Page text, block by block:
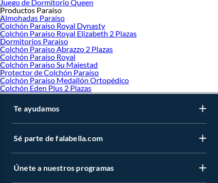
Juego de Dormitorio Queen
Productos Paraíso
Almohadas Paraíso
Colchón Paraíso Royal Dynasty
Colchón Paraíso Royal Elizabeth 2 Plazas
Dormitorios Paraíso
Colchón Paraíso Abrazzo 2 Plazas
Colchón Paraíso Royal
Colchón Paraíso Su Majestad
Protector de Colchón Paraíso
Colchón Paraíso Medallón Ortopédico
Colchón Eden Plus 2 Plazas
Te ayudamos
Sé parte de falabella.com
Únete a nuestros programas